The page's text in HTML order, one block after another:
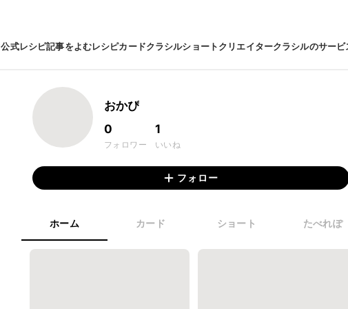
公式レシピ記事をよむレシピカードクラシルショートクリエイタークラシルのサービ
おかぴ
0
フォロワー
1
いいね
フォロー
ホーム カード ショート たべれぽ